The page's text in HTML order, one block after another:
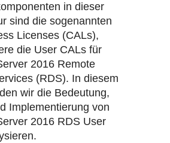
in dieser
sind die sogenannten
Licenses (CALs),
die User CALs für
2016 Remote
(RDS). In diesem
wir die Bedeutung,
Implementierung von
2016 RDS User